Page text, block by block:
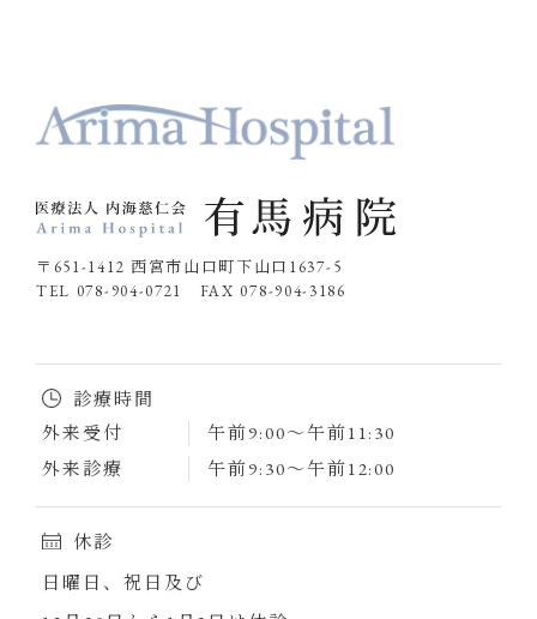
〒651-1412 西宮市山口町下山口1637-5
TEL 078-904-0721 FAX 078-904-3186
診療時間
外来受付
午前9:00～午前11:30
外来診療
午前9:30～午前12:00
休診
日曜日、祝日及び